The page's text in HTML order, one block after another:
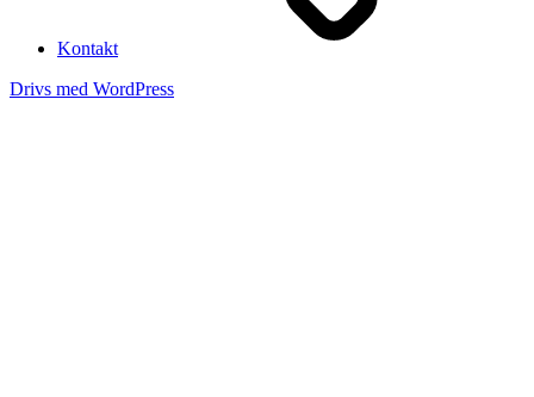
Kontakt
Drivs med WordPress